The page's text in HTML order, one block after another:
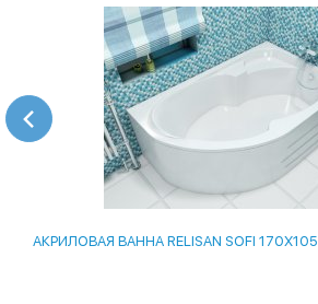
АКРИЛОВАЯ ВАННА RELISAN SOFI 170X105